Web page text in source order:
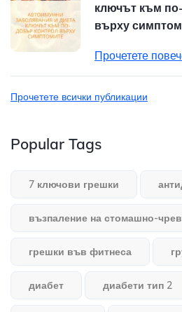
ключът към
върху
Прочетете
Прочетете всички публикации
Popular Tags
7 ключови грешки
възпаление на стомашно-
грешки във фитнеса
диабет диабети тип 2